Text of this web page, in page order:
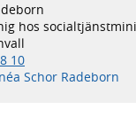
hos
10
Schor Radeborn